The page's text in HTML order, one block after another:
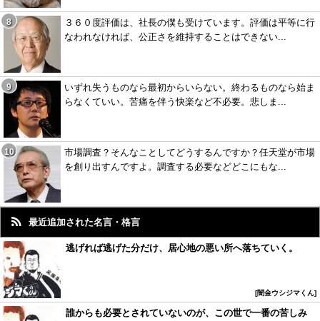
３６０度評価は、社長の僕も受けています。評価は平等に行
なわれなければ、公正さを維持することはできない...
いずれ失うものなら最初からいらない。終わるものなら始ま
らなくていい。苦痛を伴う快楽など不必要。悲しま...
市場調査？そんなことしてどうするんですか？任天堂が市場
を創り出すんですよ。調査する必要などどこにもな...
最近追加された名言・格言
逃げれば逃げた分だけ、居心地の悪い所へ落ちていく。
闇金ウシジマくん
誰からも必要とされていないのが、この世で一番の苦しみ